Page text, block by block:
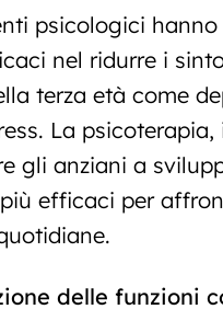
psicologici
nel ridurre i
terza età come
La
gli anziani a
efficaci per
delle funzioni